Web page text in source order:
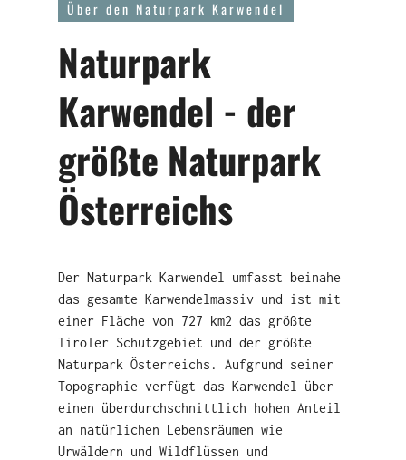
Über den Naturpark Karwendel
Naturpark
Karwendel - der
größte Naturpark
Österreichs
Der Naturpark Karwendel umfasst beinahe
das gesamte Karwendelmassiv und ist mit
einer Fläche von 727 km2 das größte
Tiroler Schutzgebiet und der größte
Naturpark Österreichs. Aufgrund seiner
Topographie verfügt das Karwendel über
einen überdurchschnittlich hohen Anteil
an natürlichen Lebensräumen wie
Urwäldern und Wildflüssen und